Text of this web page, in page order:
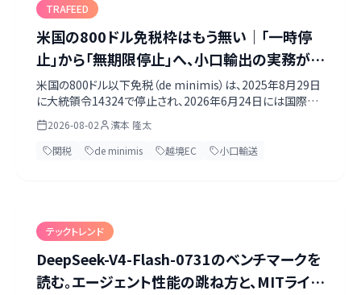
TRAFEED
米国の800ドル免税枠はもう無い｜「一時停
止」から「無期限停止」へ、小口輸出の実務がど
う変わったか
米国の800ドル以下免税（de minimis）は、2025年8月29日
に大統領令14324で停止され、2026年6月24日には国際郵
便以外の全モードについて「無期限停止」の規則（91 FR
37789）が発効しました。何が停止され、何が残っているの
か。贈答品と旅行者の携帯品は影響を受けません。サンプル・
2026-08-02
濱本 隆太
関税
de minimis 越境EC 小口輸送
テックトレンド
DeepSeek-V4-Flash-0731のベンチマークを
読む。エージェント性能の跳ね方と、MITライセ